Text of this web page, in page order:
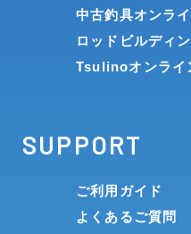
中古釣具オンラ
ロッドビルディ
Tsulinoオンライ
SUPPORT
ご利用ガイド
よくあるご質問